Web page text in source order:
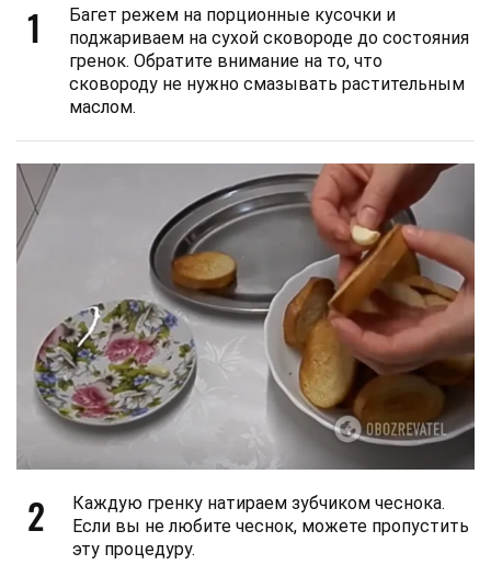
1
Багет режем на порционные кусочки и
поджариваем на сухой сковороде до состояния
гренок. Обратите внимание на то, что
сковороду не нужно смазывать растительным
маслом.
2
Каждую гренку натираем зубчиком чеснока.
Если вы не любите чеснок, можете пропустить
эту процедуру.